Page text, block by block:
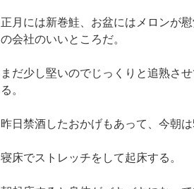
正月には新巻鮭、お盆にはメロンが
の会社のいいところだ。
まだ少し堅いのでじっくりと追熟さ
る。
昨日禁酒したおかげもあって、今朝は
寝床でストレッチをして起床する。